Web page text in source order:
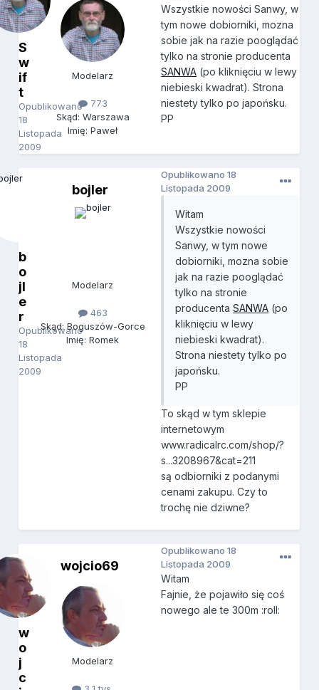
S
w
if
t
Opublikowano
18
Listopada
2009
Modelarz
773
Skąd: Warszawa
Imię: Paweł
Wszystkie nowości Sanwy, w
tym nowe dobiorniki, mozna
sobie jak na razie pooglądać
tylko na stronie producenta
SANWA (po kliknięciu w lewy
niebieski kwadrat). Strona
niestety tylko po japońsku.
PP
b
o
jl
e
r
Opublikowano
18
Listopada
2009
bojler
Modelarz
463
Skąd: Boguszów-Gorce
Imię: Romek
Opublikowano18
Listopada 2009
Witam
Wszystkie nowości
Sanwy, w tym nowe
dobiorniki, mozna sobie
jak na razie pooglądać
tylko na stronie
producentaSANWA (po
kliknięciu w lewy
niebieski kwadrat).
Strona niestety tylko po
japońsku.
PP
To skąd w tym sklepie
internetowym
www.radicalrc.com/shop/?
s...3208967&cat=211
są odbiorniki z podanymi
cenami zakupu. Czy to
trochę nie dziwne?
w
o
j
c
wojcio69
Modelarz
Opublikowano18
Listopada 2009
Witam
Fajnie, że pojawiło się coś
nowego ale te 300m :roll: